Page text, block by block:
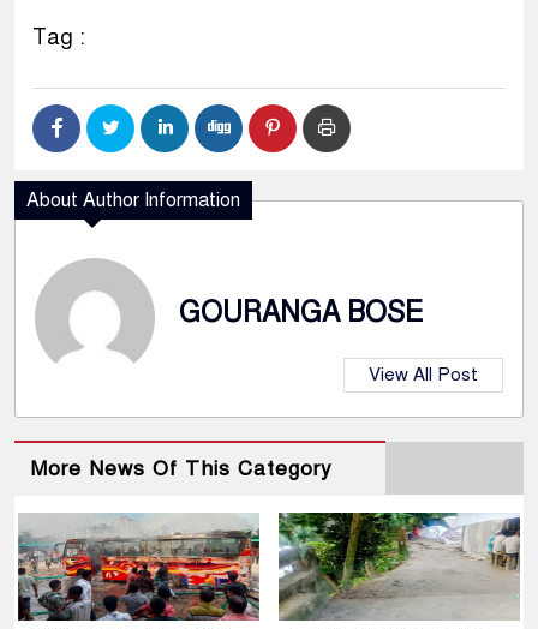
Tag :
About Author Information
GOURANGA BOSE
View All Post
More News Of This Category